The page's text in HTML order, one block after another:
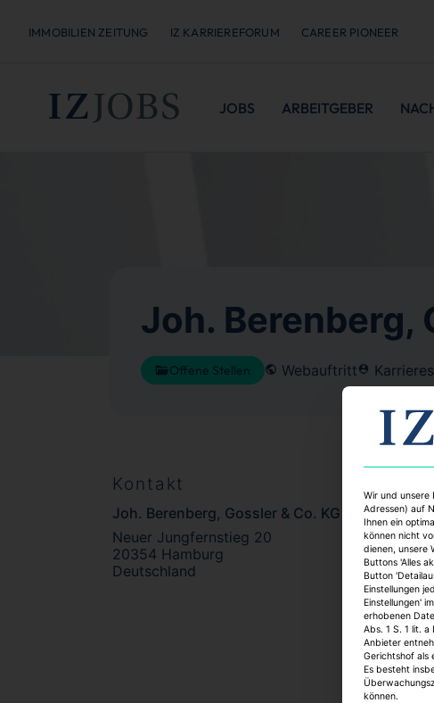
IMMOBILIEN ZEITUNG IZ KARRIEREFORUM CAREER PIONEER
JOBS ARBEITGEBER
Joh. Berenberg,
Offene Stellen Webauftritt
Kontakt
Joh. Berenberg, Gossler & Co. KG
Neuer Jungfernstieg 20
20354 Hamburg
Deutschland
Wir und unsere
Adressen) auf
Ihnen ein
können nicht
dienen, unsere
Buttons 'Alles
Button
Einstellungen
Einstellungen'
erhobenen
Abs. 1 S. 1 lit.
Anbieter
Gerichtshof als
Es besteht
können.